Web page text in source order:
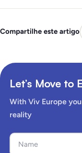
Compartilhe este artigo
Let’s Move to
With Viv Europe
reality